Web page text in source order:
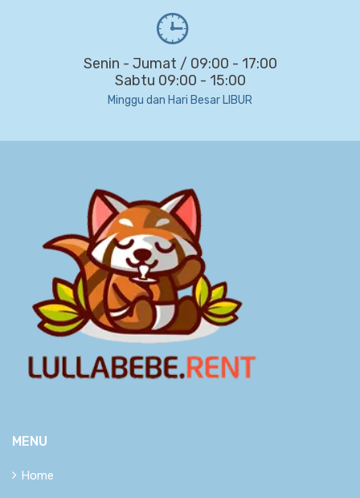
Senin - Jumat / 09:00 - 17:00
Sabtu 09:00 - 15:00
Minggu dan Hari Besar LIBUR
MENU
Home